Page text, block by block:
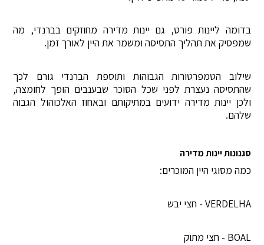
בדומה ליינות פורט, גם יינות מדירה מחוזקים בברנדי, מה
שמפסיק את תהליך התסיסה ומשמר את היין לאורך זמן.
שילוב הטמפרטורות הגבוהות ותוספת הברנדי גורם לכך
שהתסיסה נעצרת לפני שכל הסוכר שבענבים הופך לחומצה,
ולכן יינות מדירה ידועים במתיקותם ובאחוז האלכוהול הגבוה
שלהם.
סגנונות יינות מדירה
כמה מסוגי היין המוכרים:
VERDELHA - חצי יבש
BOAL - חצי מתוק